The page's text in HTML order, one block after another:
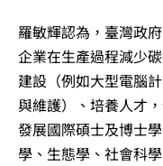
羅敏輝認為，臺灣政
企業在生產過程減少
建設（例如大型電腦
與維護）、培養人才
發展國際碩士及博士
學、生態學、社會科